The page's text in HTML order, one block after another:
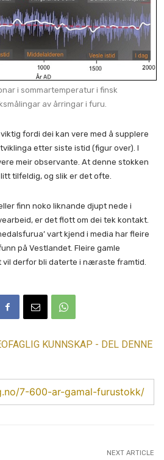
i sommartemperatur i finsk
av årringar i furu.
fordi dei kan vere med å supplere
etter siste istid (figur over). I
meir observante. At denne stokken
tilfeldig, og slik er det ofte.
finn noko liknande djupt nede i
er det flott om dei tek kontakt.
vart kjend i media har fleire
på Vestlandet. Fleire gamle
derfor bli daterte i næraste framtid.
KUNNSKAP - DEL DENNE
7-600-ar-gamal-furustokk/
NEXT ARTICLE